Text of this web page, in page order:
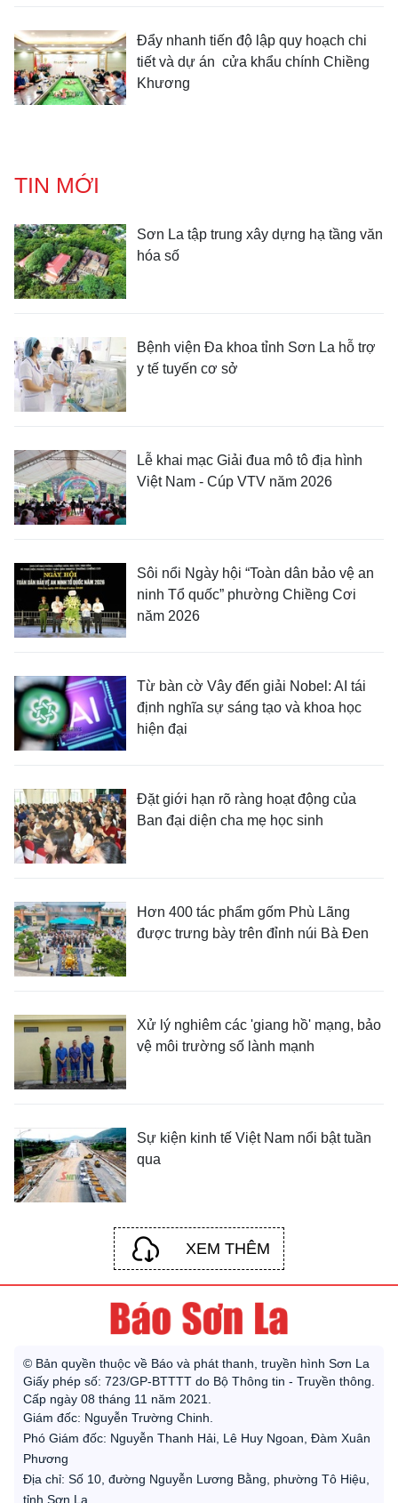
Đẩy nhanh tiến độ lập quy hoạch chi
tiết và dự án cửa khẩu chính Chiềng
Khương
TIN MỚI
Sơn La tập trung xây dựng hạ tầng văn
hóa số
Bệnh viện Đa khoa tỉnh Sơn La hỗ trợ
y tế tuyến cơ sở
Lễ khai mạc Giải đua mô tô địa hình
Việt Nam - Cúp VTV năm 2026
Sôi nổi Ngày hội “Toàn dân bảo vệ an
ninh Tổ quốc” phường Chiềng Cơi
năm 2026
Từ bàn cờ Vây đến giải Nobel: AI tái
định nghĩa sự sáng tạo và khoa học
hiện đại
Đặt giới hạn rõ ràng hoạt động của
Ban đại diện cha mẹ học sinh
Hơn 400 tác phẩm gốm Phù Lãng
được trưng bày trên đỉnh núi Bà Đen
Xử lý nghiêm các 'giang hồ' mạng, bảo
vệ môi trường số lành mạnh
Sự kiện kinh tế Việt Nam nổi bật tuần
qua
XEM THÊM
© Bản quyền thuộc về Báo và phát thanh, truyền hình Sơn La
Giấy phép số: 723/GP-BTTTT do Bộ Thông tin - Truyền thông.
Cấp ngày 08 tháng 11 năm 2021.
Giám đốc: Nguyễn Trường Chinh.
Phó Giám đốc: Nguyễn Thanh Hải, Lê Huy Ngoan, Đàm Xuân
Phương
Địa chỉ: Số 10, đường Nguyễn Lương Bằng, phường Tô Hiệu,
tỉnh Sơn La.